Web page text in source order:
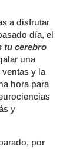
a disfrutar
día, el
tu cerebro
una
y la
hora para
y
por